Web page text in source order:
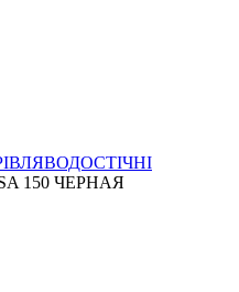
ВОДОСТІЧНІ
150 ЧЕРНАЯ